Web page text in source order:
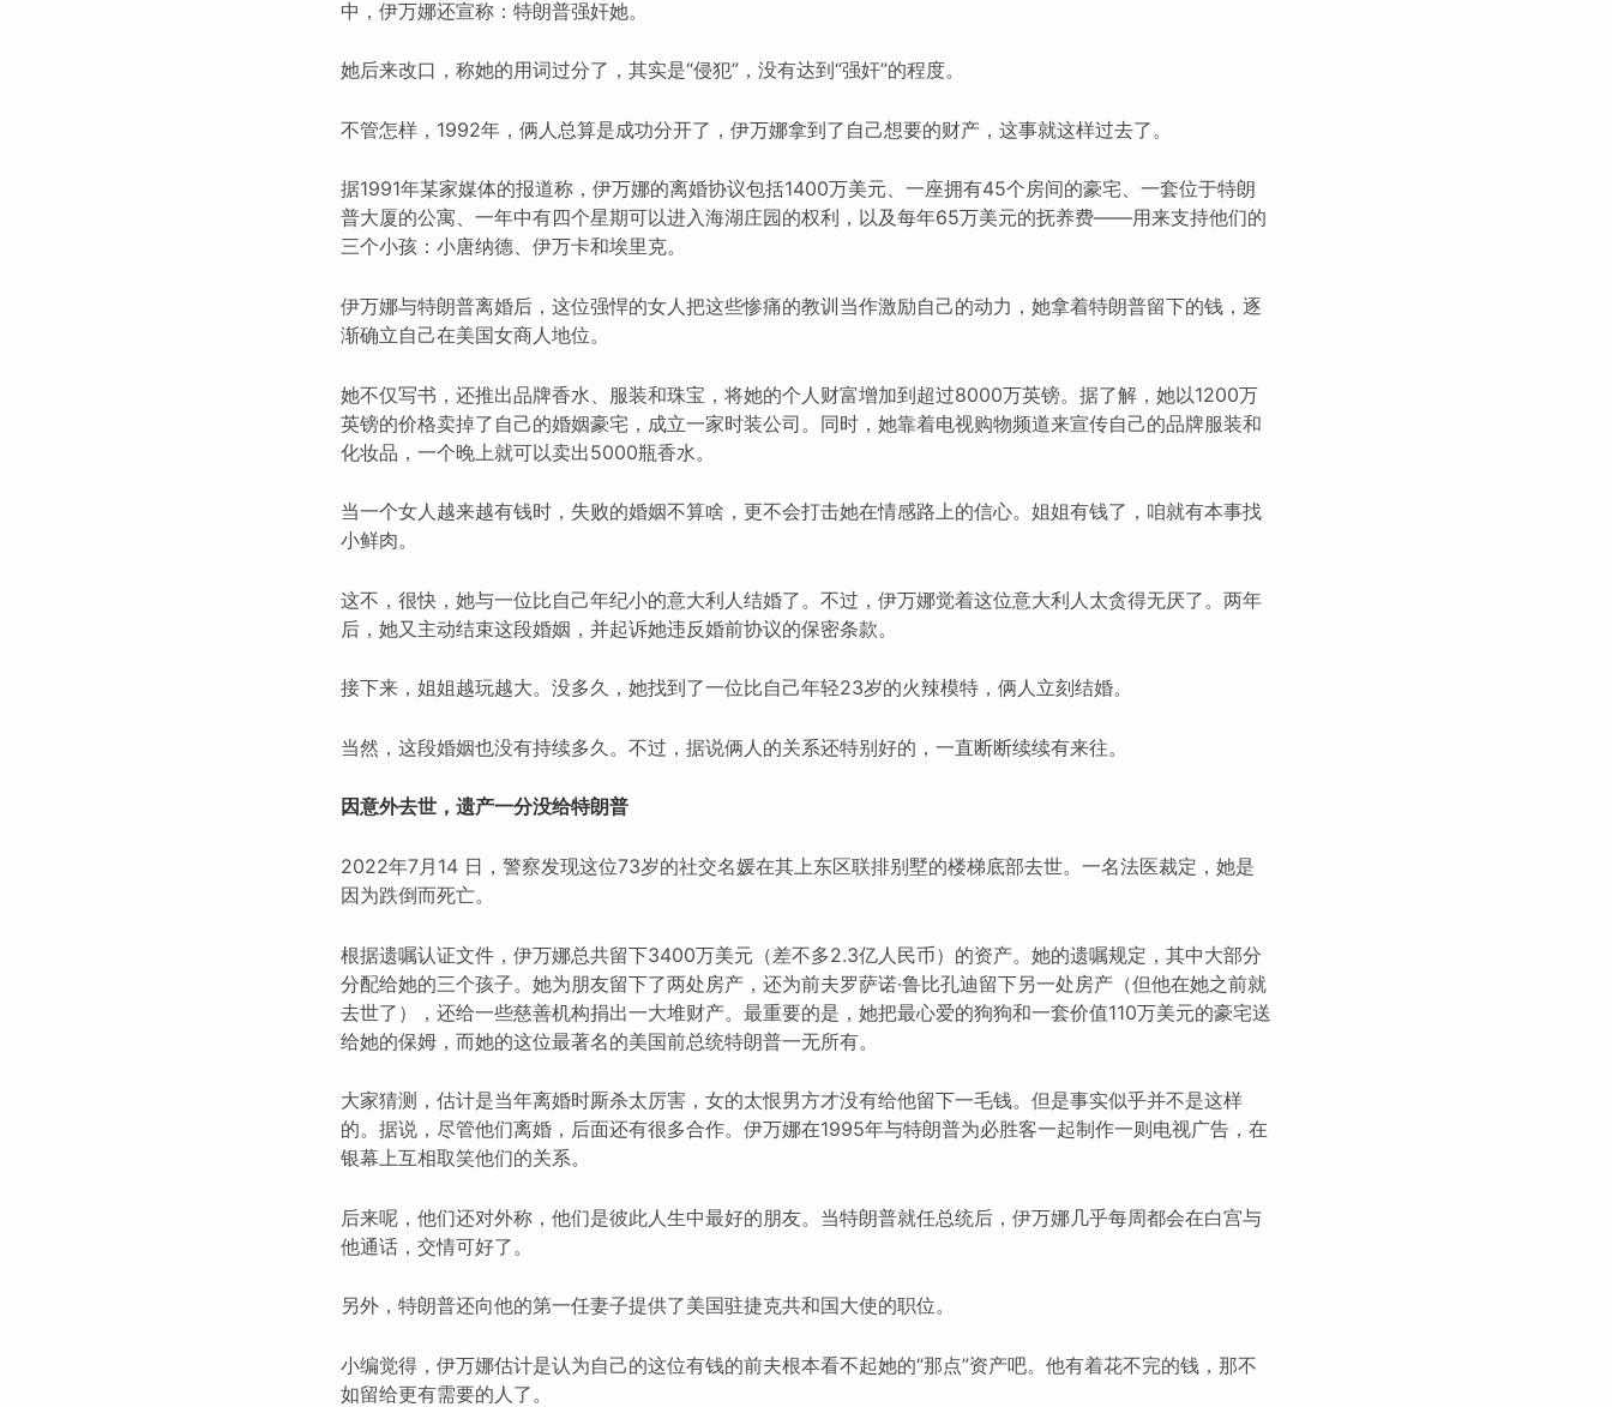
中，伊万娜还宣称：特朗普强奸她。
她后来改口，称她的用词过分了，其实是“侵犯”，没有达到“强奸”的程度。
不管怎样，1992年，俩人总算是成功分开了，伊万娜拿到了自己想要的财产，这事就这样过去了。
据1991年某家媒体的报道称，伊万娜的离婚协议包括1400万美元、一座拥有45个房间的豪宅、一套位于特朗
普大厦的公寓、一年中有四个星期可以进入海湖庄园的权利，以及每年65万美元的抚养费——用来支持他们的
三个小孩：小唐纳德、伊万卡和埃里克。
伊万娜与特朗普离婚后，这位强悍的女人把这些惨痛的教训当作激励自己的动力，她拿着特朗普留下的钱，逐
渐确立自己在美国女商人地位。
她不仅写书，还推出品牌香水、服装和珠宝，将她的个人财富增加到超过8000万英镑。据了解，她以1200万
英镑的价格卖掉了自己的婚姻豪宅，成立一家时装公司。同时，她靠着电视购物频道来宣传自己的品牌服装和
化妆品，一个晚上就可以卖出5000瓶香水。
当一个女人越来越有钱时，失败的婚姻不算啥，更不会打击她在情感路上的信心。姐姐有钱了，咱就有本事找
小鲜肉。
这不，很快，她与一位比自己年纪小的意大利人结婚了。不过，伊万娜觉着这位意大利人太贪得无厌了。两年
后，她又主动结束这段婚姻，并起诉她违反婚前协议的保密条款。
接下来，姐姐越玩越大。没多久，她找到了一位比自己年轻23岁的火辣模特，俩人立刻结婚。
当然，这段婚姻也没有持续多久。不过，据说俩人的关系还特别好的，一直断断续续有来往。
因意外去世，遗产一分没给特朗普
2022年7月14 日，警察发现这位73岁的社交名媛在其上东区联排别墅的楼梯底部去世。一名法医裁定，她是
因为跌倒而死亡。
根据遗嘱认证文件，伊万娜总共留下3400万美元（差不多2.3亿人民币）的资产。她的遗嘱规定，其中大部分
分配给她的三个孩子。她为朋友留下了两处房产，还为前夫罗萨诺·鲁比孔迪留下另一处房产（但他在她之前就
去世了），还给一些慈善机构捐出一大堆财产。最重要的是，她把最心爱的狗狗和一套价值110万美元的豪宅送
给她的保姆，而她的这位最著名的美国前总统特朗普一无所有。
大家猜测，估计是当年离婚时厮杀太厉害，女的太恨男方才没有给他留下一毛钱。但是事实似乎并不是这样
的。据说，尽管他们离婚，后面还有很多合作。伊万娜在1995年与特朗普为必胜客一起制作一则电视广告，在
银幕上互相取笑他们的关系。
后来呢，他们还对外称，他们是彼此人生中最好的朋友。当特朗普就任总统后，伊万娜几乎每周都会在白宫与
他通话，交情可好了。
另外，特朗普还向他的第一任妻子提供了美国驻捷克共和国大使的职位。
小编觉得，伊万娜估计是认为自己的这位有钱的前夫根本看不起她的“那点”资产吧。他有着花不完的钱，那不
如留给更有需要的人了。